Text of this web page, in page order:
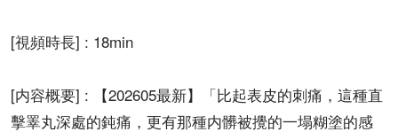
[視頻時長] : 18min
[内容概要] : 【202605最新】「比起表皮的刺痛，這種直
擊睪丸深處的鈍痛，更有那種内髒被攪的一塌糊塗的感